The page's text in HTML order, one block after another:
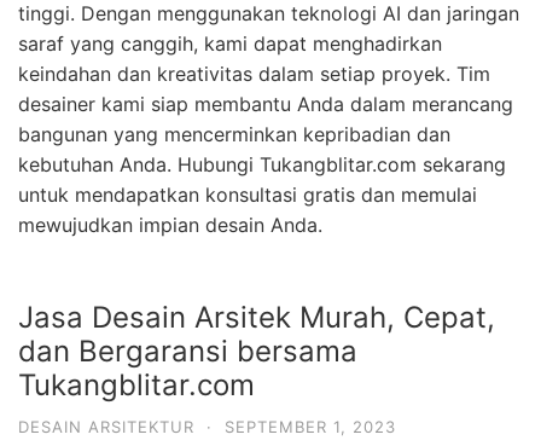
tinggi. Dengan menggunakan teknologi AI dan jaringan
saraf yang canggih, kami dapat menghadirkan
keindahan dan kreativitas dalam setiap proyek. Tim
desainer kami siap membantu Anda dalam merancang
bangunan yang mencerminkan kepribadian dan
kebutuhan Anda. Hubungi Tukangblitar.com sekarang
untuk mendapatkan konsultasi gratis dan memulai
mewujudkan impian desain Anda.
Jasa Desain Arsitek Murah, Cepat,
dan Bergaransi bersama
Tukangblitar.com
DESAIN ARSITEKTUR · SEPTEMBER 1, 2023